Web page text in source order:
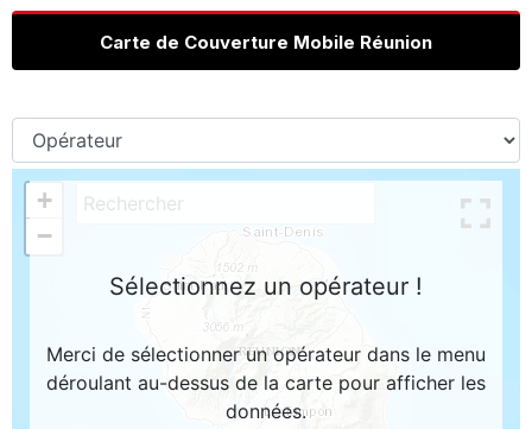
Carte de Couverture Mobile Réunion